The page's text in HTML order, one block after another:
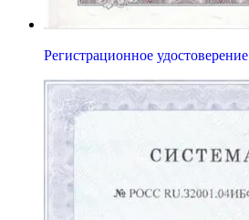
Регистрационное удостоверение